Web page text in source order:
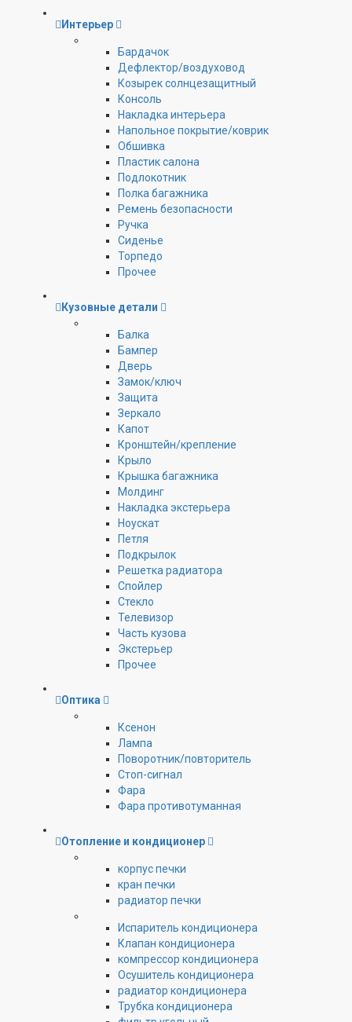
Интерьер
Бардачок
Дефлектор/воздуховод
Козырек солнцезащитный
Консоль
Накладка интерьера
Напольное покрытие/коврик
Обшивка
Пластик салона
Подлокотник
Полка багажника
Ремень безопасности
Ручка
Сиденье
Торпедо
Прочее
Кузовные детали
Балка
Бампер
Дверь
Замок/ключ
Защита
Зеркало
Капот
Кронштейн/крепление
Крыло
Крышка багажника
Молдинг
Накладка экстерьера
Ноускат
Петля
Подкрылок
Решетка радиатора
Спойлер
Стекло
Телевизор
Часть кузова
Экстерьер
Прочее
Оптика
Ксенон
Лампа
Поворотник/повторитель
Стоп-сигнал
Фара
Фара противотуманная
Отопление и кондиционер
корпус печки
кран печки
радиатор печки
Испаритель кондиционера
Клапан кондиционера
компрессор кондиционера
Осушитель кондиционера
радиатор кондиционера
Трубка кондиционера